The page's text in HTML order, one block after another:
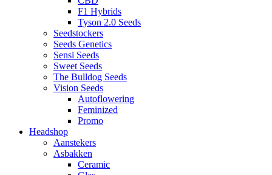
F1 Hybrids
Tyson 2.0 Seeds
Seedstockers
Seeds Genetics
Sensi Seeds
Sweet Seeds
The Bulldog Seeds
Vision Seeds
Autoflowering
Feminized
Promo
Headshop
Aanstekers
Asbakken
Ceramic